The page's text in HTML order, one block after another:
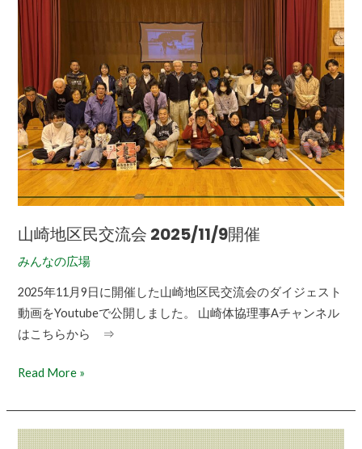
山崎地区民交流会 2025/11/9開催
みんなの広場
2025年11月9日に開催した山崎地区民交流会のダイジェスト
動画をYoutubeで公開しました。 山崎体協理事Aチャンネル
はこちらから ⇒
地
区
民
交
流
会
2025/11/9
開
催
Read More »
第